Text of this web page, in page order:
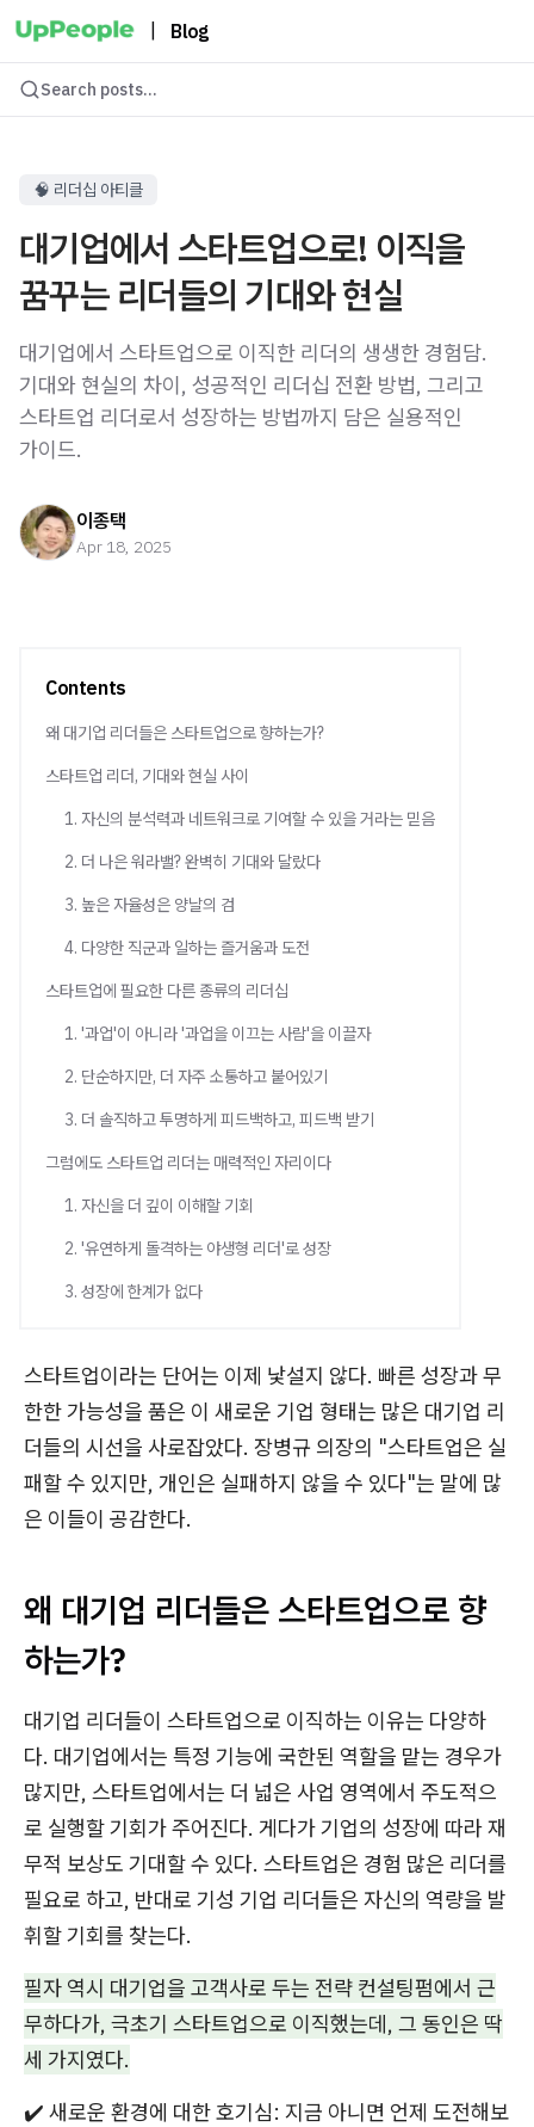
Blog
Search posts...
🧠 리더십 아티클
대기업에서 스타트업으로! 이직을
꿈꾸는 리더들의 기대와 현실
대기업에서 스타트업으로 이직한 리더의 생생한 경험담.
기대와 현실의 차이, 성공적인 리더십 전환 방법, 그리고
스타트업 리더로서 성장하는 방법까지 담은 실용적인
가이드.
이종택
Apr 18, 2025
Contents
왜 대기업 리더들은 스타트업으로 향하는가?
스타트업 리더, 기대와 현실 사이
1. 자신의 분석력과 네트워크로 기여할 수 있을 거라는 믿음
2. 더 나은 워라밸? 완벽히 기대와 달랐다
3. 높은 자율성은 양날의 검
4. 다양한 직군과 일하는 즐거움과 도전
스타트업에 필요한 다른 종류의 리더십
1. '과업'이 아니라 '과업을 이끄는 사람'을 이끌자
2. 단순하지만, 더 자주 소통하고 붙어있기
3. 더 솔직하고 투명하게 피드백하고, 피드백 받기
그럼에도 스타트업 리더는 매력적인 자리이다
1. 자신을 더 깊이 이해할 기회
2. '유연하게 돌격하는 야생형 리더'로 성장
3. 성장에 한계가 없다
스타트업이라는 단어는 이제 낯설지 않다. 빠른 성장과 무
한한 가능성을 품은 이 새로운 기업 형태는 많은 대기업 리
더들의 시선을 사로잡았다. 장병규 의장의 "스타트업은 실
패할 수 있지만, 개인은 실패하지 않을 수 있다"는 말에 많
은 이들이 공감한다.
왜 대기업 리더들은 스타트업으로 향
하는가?
대기업 리더들이 스타트업으로 이직하는 이유는 다양하
다. 대기업에서는 특정 기능에 국한된 역할을 맡는 경우가
많지만, 스타트업에서는 더 넓은 사업 영역에서 주도적으
로 실행할 기회가 주어진다. 게다가 기업의 성장에 따라 재
무적 보상도 기대할 수 있다. 스타트업은 경험 많은 리더를
필요로 하고, 반대로 기성 기업 리더들은 자신의 역량을 발
휘할 기회를 찾는다.
필자 역시 대기업을 고객사로 두는 전략 컨설팅펌에서 근
무하다가, 극초기 스타트업으로 이직했는데, 그 동인은 딱
세 가지였다.
✔️ 새로운 환경에 대한 호기심: 지금 아니면 언제 도전해보